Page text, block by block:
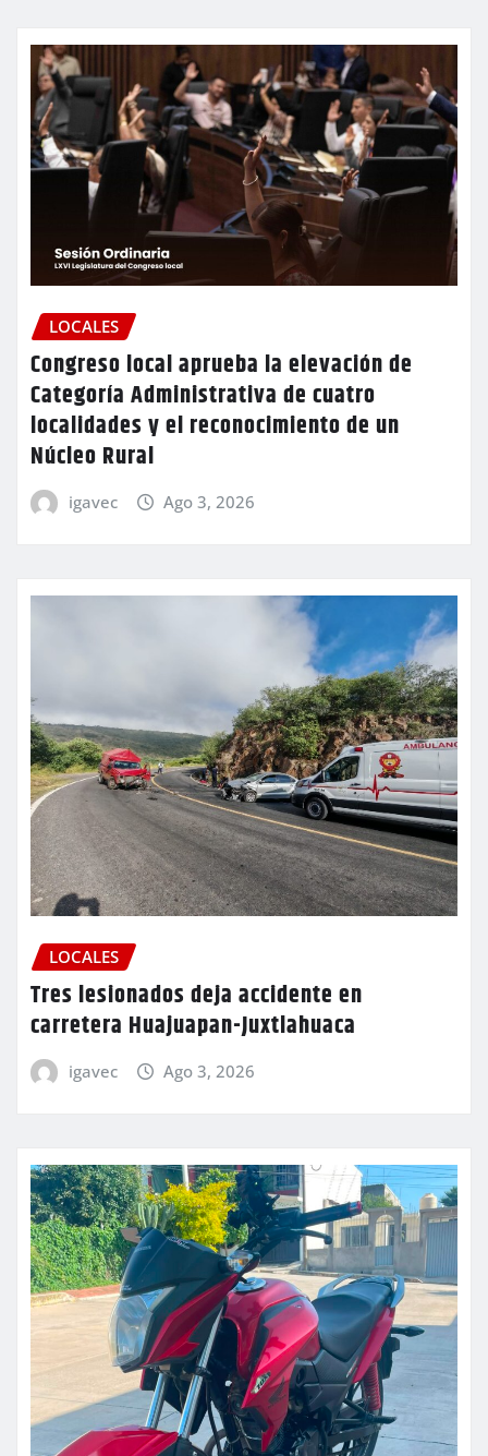
LOCALES
Congreso local aprueba la elevación de
Categoría Administrativa de cuatro
localidades y el reconocimiento de un
Núcleo Rural
igavec Ago 3, 2026
LOCALES
Tres lesionados deja accidente en
carretera Huajuapan-Juxtlahuaca
igavec Ago 3, 2026